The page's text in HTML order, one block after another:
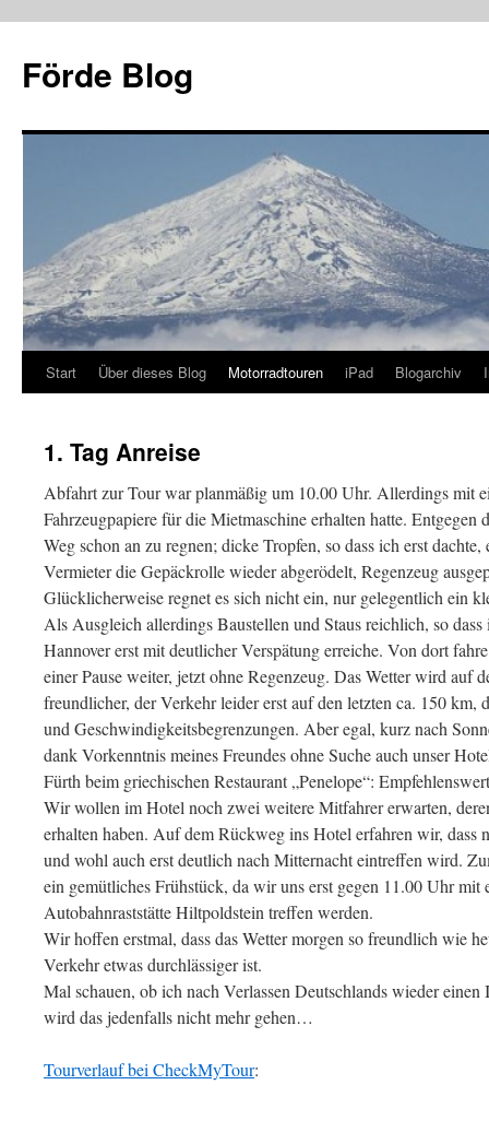
springen
Förde Blog
Start Über dieses Blog Motorradtouren iPad Blogarchiv
1. Tag Anreise
Abfahrt zur Tour war planmäßig um 10.00 Uhr. Allerdings mit
Fahrzeugpapiere für die Mietmaschine erhalten hatte. Entgegen
Weg schon an zu regnen; dicke Tropfen, so dass ich erst
Vermieter die Gepäckrolle wieder abgerödelt, Regenzeug
Glücklicherweise regnet es sich nicht ein, nur gelegentlich ein
Als Ausgleich allerdings Baustellen und Staus reichlich, so
Hannover erst mit deutlicher Verspätung erreiche. Von dort
einer Pause weiter, jetzt ohne Regenzeug. Das Wetter wird auf
freundlicher, der Verkehr leider erst auf den letzten ca. 150 km,
und Geschwindigkeitsbegrenzungen. Aber egal, kurz nach
dank Vorkenntnis meines Freundes ohne Suche auch unser
Fürth beim griechischen Restaurant „Penelope“:
Wir wollen im Hotel noch zwei weitere Mitfahrer erwarten,
erhalten haben. Auf dem Rückweg ins Hotel erfahren wir, dass
und wohl auch erst deutlich nach Mitternacht eintreffen wird.
ein gemütliches Frühstück, da wir uns erst gegen 11.00 Uhr
Autobahnraststätte Hiltpoldstein treffen werden.
Wir hoffen erstmal, dass das Wetter morgen so freundlich wie
Verkehr etwas durchlässiger ist.
Mal schauen, ob ich nach Verlassen Deutschlands wieder
wird das jedenfalls nicht mehr gehen…
Tourverlauf bei CheckMyTour: